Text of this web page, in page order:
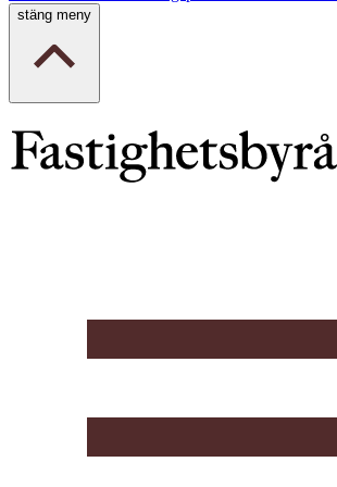
stäng meny